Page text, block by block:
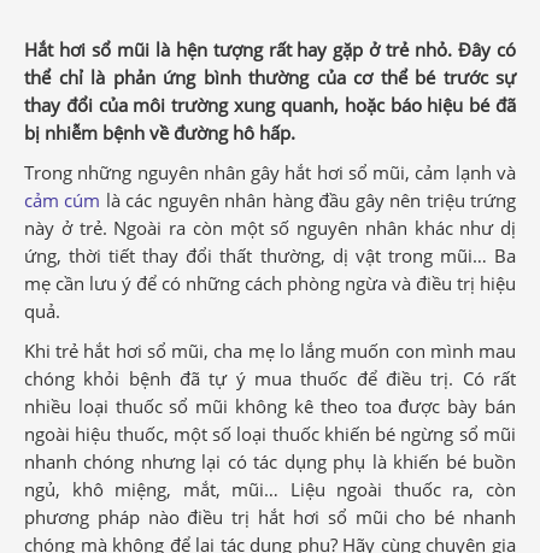
Hắt hơi sổ mũi là hện tượng rất hay gặp ở trẻ nhỏ. Đây có
thể chỉ là phản ứng bình thường của cơ thể bé trước sự
thay đổi của môi trường xung quanh, hoặc báo hiệu bé đã
bị nhiễm bệnh về đường hô hấp.
Trong những nguyên nhân gây hắt hơi sổ mũi, cảm lạnh và
cảm cúm là các nguyên nhân hàng đầu gây nên triệu trứng
này ở trẻ. Ngoài ra còn một số nguyên nhân khác như dị
ứng, thời tiết thay đổi thất thường, dị vật trong mũi… Ba
mẹ cần lưu ý để có những cách phòng ngừa và điều trị hiệu
quả.
Khi trẻ hắt hơi sổ mũi, cha mẹ lo lắng muốn con mình mau
chóng khỏi bệnh đã tự ý mua thuốc để điều trị. Có rất
nhiều loại thuốc sổ mũi không kê theo toa được bày bán
ngoài hiệu thuốc, một số loại thuốc khiến bé ngừng sổ mũi
nhanh chóng nhưng lại có tác dụng phụ là khiến bé buồn
ngủ, khô miệng, mắt, mũi… Liệu ngoài thuốc ra, còn
phương pháp nào điều trị hắt hơi sổ mũi cho bé nhanh
chóng mà không để lại tác dụng phụ? Hãy cùng chuyên gia